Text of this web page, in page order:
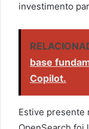
investimento
base
Copilot.
Estive presente